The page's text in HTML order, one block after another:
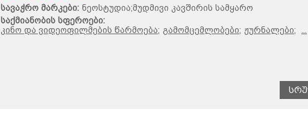
სავაჭრო მარკები: ნეოსტუდია;მუდმივი კავშირის სამყარო
საქმიანობის სფეროები:
კინო და ვიდეოფილმების წარმოება; გამომცემლობები; ჟურნალები;